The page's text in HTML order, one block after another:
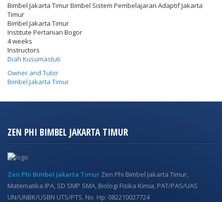
Bimbel Jakarta Timur Bimbel Sistem Pembelajaran Adaptif Jakarta
Timur
Bimbel Jakarta Timur
Institute Pertanian Bogor
4 weeks
Instructors
Diah Kusumastuti
Owner and Tutor
Bimbel Jakarta Timur
ZEN PHI BIMBEL JAKARTA TIMUR
Zen Phi Bimbel Jakarta Timur Zen Phi Bimbel Jakarta Timur,
Matematika IPA, SD SMP SMA, Biologi Fisika Kimia, PAT/PAS/UAS
UN/UNBK/USBN UTS/PTS, No. Hp: 082210027724